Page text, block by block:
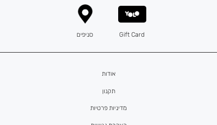
אודות
תקנון
מדיניות פרטיות
Gift Card סניפים